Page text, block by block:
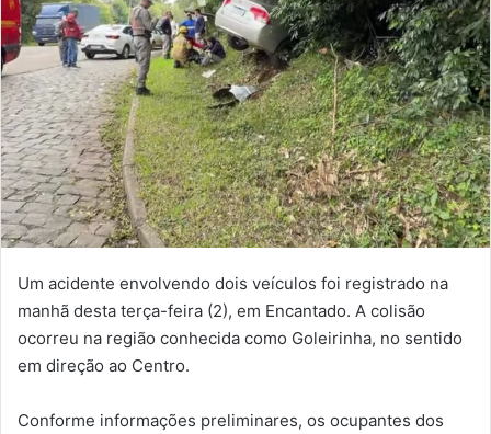
Um acidente envolvendo dois veículos foi registrado na
manhã desta terça-feira (2), em Encantado. A colisão
ocorreu na região conhecida como Goleirinha, no sentido
em direção ao Centro.
Conforme informações preliminares, os ocupantes dos